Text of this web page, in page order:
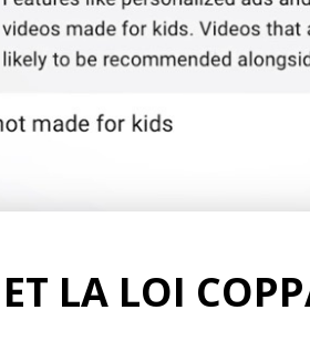
LA LOI